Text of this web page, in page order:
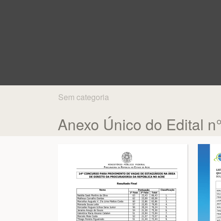
Sem categoria
Anexo Único do Edital